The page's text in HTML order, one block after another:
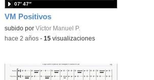
VM Positivos
subido por Víctor Manuel P.
07′ 47″
-hace 2 años- 15visualizaciones